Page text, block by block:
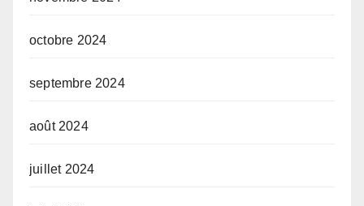
octobre 2024
septembre 2024
août 2024
juillet 2024